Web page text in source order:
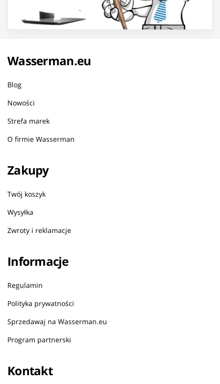
Wasserman.eu
Blog
Nowości
Strefa marek
O firmie Wasserman
Zakupy
Twój koszyk
Wysyłka
Zwroty i reklamacje
Informacje
Regulamin
Polityka prywatności
Sprzedawaj na Wasserman.eu
Program partnerski
Kontakt